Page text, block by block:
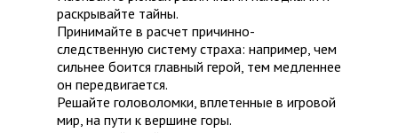
раскрывайте тайны.
Принимайте в расчет причинно-
следственную систему страха: например, чем
сильнее боится главный герой, тем медленнее
он передвигается.
Решайте головоломки, вплетенные в игровой
мир, на пути к вершине горы.